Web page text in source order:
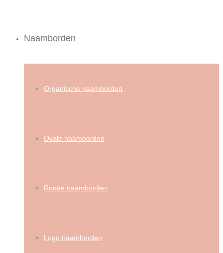
Naamborden
Organische naamborden
Ovale naamborden
Ronde naamborden
Logo naamborden